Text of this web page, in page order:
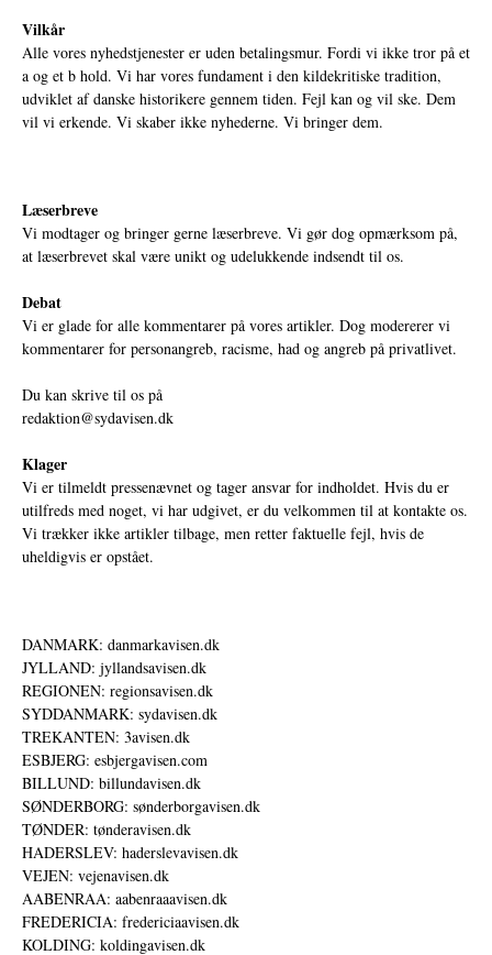
Vilkår
Alle vores nyhedstjenester er uden betalingsmur. Fordi vi ikke tror på et
a og et b hold. Vi har vores fundament i den kildekritiske tradition,
udviklet af danske historikere gennem tiden. Fejl kan og vil ske. Dem
vil vi erkende. Vi skaber ikke nyhederne. Vi bringer dem.
Læserbreve
Vi modtager og bringer gerne læserbreve. Vi gør dog opmærksom på,
at læserbrevet skal være unikt og udelukkende indsendt til os.
Debat
Vi er glade for alle kommentarer på vores artikler. Dog modererer vi
kommentarer for personangreb, racisme, had og angreb på privatlivet.
Du kan skrive til os på
redaktion@sydavisen.dk
Klager
Vi er tilmeldt pressenævnet og tager ansvar for indholdet. Hvis du er
utilfreds med noget, vi har udgivet, er du velkommen til at kontakte os.
Vi trækker ikke artikler tilbage, men retter faktuelle fejl, hvis de
uheldigvis er opstået.
DANMARK: danmarkavisen.dk
JYLLAND: jyllandsavisen.dk
REGIONEN: regionsavisen.dk
SYDDANMARK: sydavisen.dk
TREKANTEN: 3avisen.dk
ESBJERG: esbjergavisen.com
BILLUND: billundavisen.dk
SØNDERBORG: sønderborgavisen.dk
TØNDER: tønderavisen.dk
HADERSLEV: haderslevavisen.dk
VEJEN: vejenavisen.dk
AABENRAA: aabenraaavisen.dk
FREDERICIA: fredericiaavisen.dk
KOLDING: koldingavisen.dk